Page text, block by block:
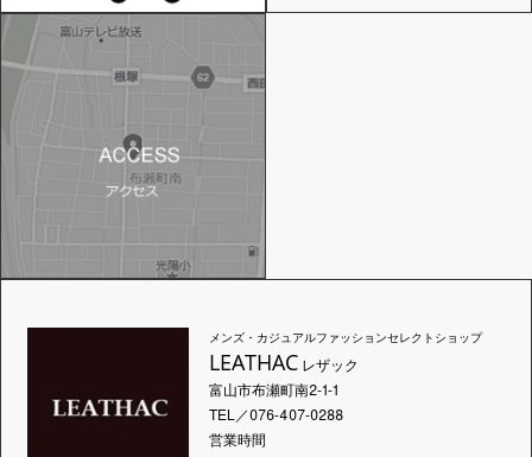
メンズ・カジュアルファッションセレクトショップ
LEATHACレザック
富山市布瀬町南2-1-1
TEL／076-407-0288
営業時間